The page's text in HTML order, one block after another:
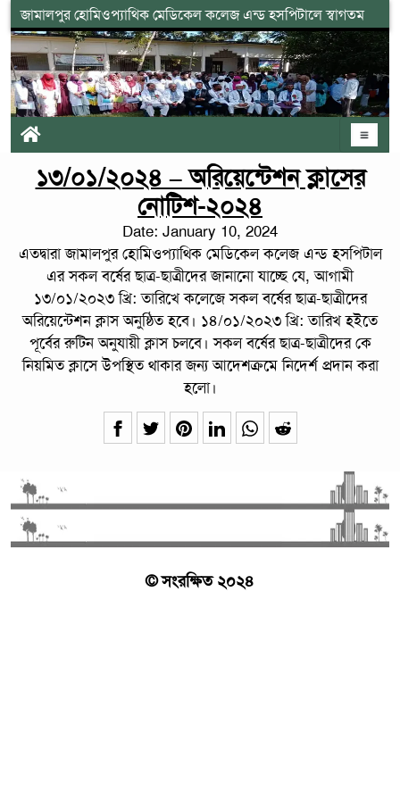
জামালপুর হোমিওপ্যাথিক মেডিকেল কলেজ এন্ড হসপিটালে স্বাগতম
১৩/০১/২০২৪ – অরিয়েন্টেশন ক্লাসের
নোটিশ-২০২৪
Date: January 10, 2024
এতদ্বারা জামালপুর হোমিওপ্যাথিক মেডিকেল কলেজ এন্ড হসপিটাল
এর সকল বর্ষের ছাত্র-ছাত্রীদের জানানো যাচ্ছে যে, আগামী
১৩/০১/২০২৩ খ্রি: তারিখে কলেজে সকল বর্ষের ছাত্র-ছাত্রীদের
অরিয়েন্টেশন ক্লাস অনুষ্ঠিত হবে। ১৪/০১/২০২৩ খ্রি: তারিখ হইতে
পূর্বের রুটিন অনুযায়ী ক্লাস চলবে। সকল বর্ষের ছাত্র-ছাত্রীদের কে
নিয়মিত ক্লাসে উপস্থিত থাকার জন্য আদেশক্রমে নিদের্শ প্রদান করা
হলো।
© সংরক্ষিত ২০২৪